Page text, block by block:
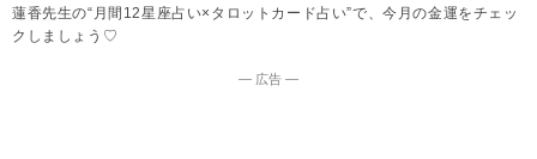
蓮香先生の“月間12星座占い×タロットカード占い”で、今月の金運をチェッ
クしましょう♡
― 広告 ―